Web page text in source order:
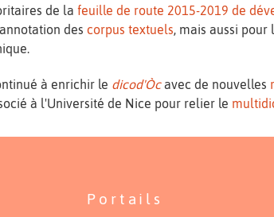
de lafeuille de route 2015-2019 de
descorpus textuels, mais aussi
à enrichir le dicod'Òcavec de nouvelles
à l'Université de Nice pour relier le
Portails